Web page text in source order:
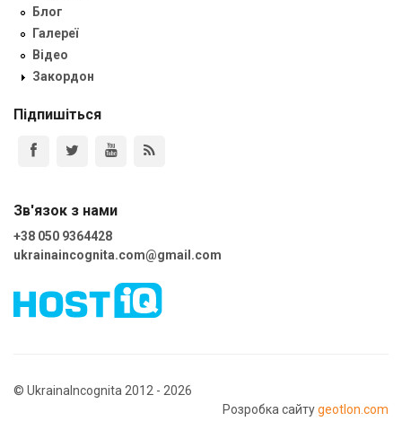
Блог
Галереї
Відео
Закордон
Підпишіться
Зв'язок з нами
+38 050 9364428
ukrainaincognita.com@gmail.com
© UkrainaIncognita 2012 - 2026
Розробка сайтуgeotlon.com